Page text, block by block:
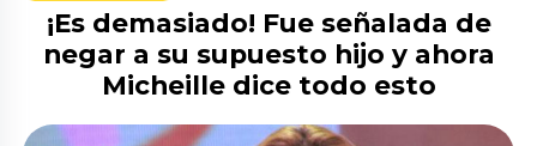
¡Es demasiado! Fue señalada de
negar a su supuesto hijo y ahora
Micheille dice todo esto